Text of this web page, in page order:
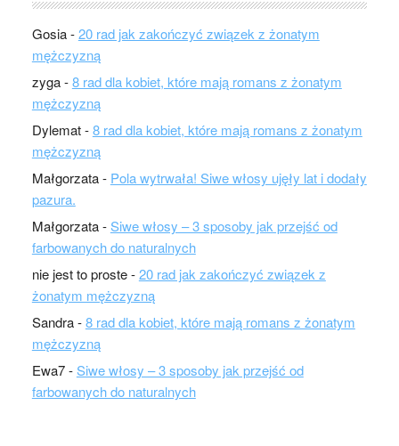
Gosia-20 rad jak zakończyć związek z żonatym
mężczyzną
zyga-8 rad dla kobiet, które mają romans z żonatym
mężczyzną
Dylemat-8 rad dla kobiet, które mają romans z żonatym
mężczyzną
Małgorzata- Pola wytrwała! Siwe włosy ujęły lat i dodały
pazura.
Małgorzata-Siwe włosy – 3 sposoby jak przejść od
farbowanych do naturalnych
nie jest to proste-20 rad jak zakończyć związek z
żonatym mężczyzną
Sandra-8 rad dla kobiet, które mają romans z żonatym
mężczyzną
Ewa7-Siwe włosy – 3 sposoby jak przejść od
farbowanych do naturalnych